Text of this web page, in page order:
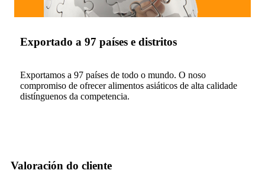
Exportado a 97 países e distritos
Exportamos a 97 países de todo o mundo. O noso
compromiso de ofrecer alimentos asiáticos de alta calidade
distínguenos da competencia.
Valoración do cliente